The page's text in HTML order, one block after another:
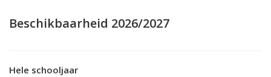
Beschikbaarheid 2026/2027
Hele schooljaar